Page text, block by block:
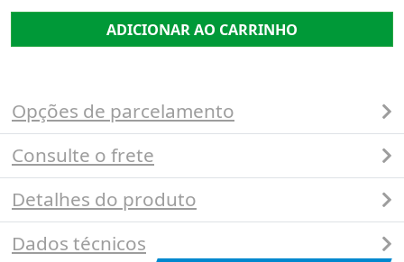
ADICIONAR AO CARRINHO
Opções de parcelamento
Consulte o frete
Detalhes do produto
Dados técnicos